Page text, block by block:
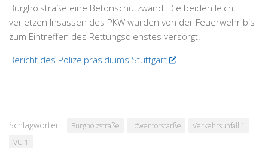
Burgholstraße eine Betonschutzwand. Die beiden leicht
verletzen Insassen des PKW wurden von der Feuerwehr bis
zum Eintreffen des Rettungsdienstes versorgt.
Bericht des Polizeipräsidiums Stuttgart
Schlagwörter: Burgholzstraße Löwentorstarße
Verkehrsunfall 1
VU 1